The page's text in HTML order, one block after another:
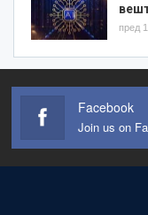
пред
Facebook
Join us on